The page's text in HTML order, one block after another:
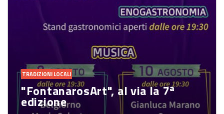
TRADIZIONI LOCALI
"FontanarosArt", al via la 7ª
edizione